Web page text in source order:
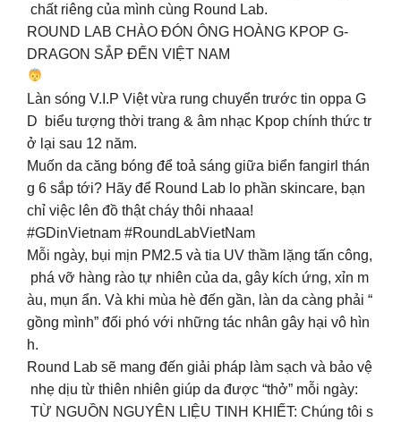
chất riêng của mình cùng Round Lab.
ROUND LAB CHÀO ĐÓN ÔNG HOÀNG KPOP G-
DRAGON SẮP ĐẾN VIỆT NAM
Làn sóng V.I.P Việt vừa rung chuyển trước tin oppa G
D biểu tượng thời trang & âm nhạc Kpop chính thức tr
ở lại sau 12 năm.
Muốn da căng bóng để toả sáng giữa biển fangirl thán
g 6 sắp tới? Hãy để Round Lab lo phần skincare, bạn
chỉ việc lên đồ thật cháy thôi nhaaa!
#GDinVietnam #RoundLabVietNam
Mỗi ngày, bụi mịn PM2.5 và tia UV thầm lặng tấn công,
phá vỡ hàng rào tự nhiên của da, gây kích ứng, xỉn m
àu, mụn ẩn. Và khi mùa hè đến gần, làn da càng phải “
gồng mình” đối phó với những tác nhân gây hại vô hìn
h.
Round Lab sẽ mang đến giải pháp làm sạch và bảo vệ
nhẹ dịu từ thiên nhiên giúp da được “thở” mỗi ngày:
TỪ NGUỒN NGUYÊN LIỆU TINH KHIẾT: Chúng tôi s